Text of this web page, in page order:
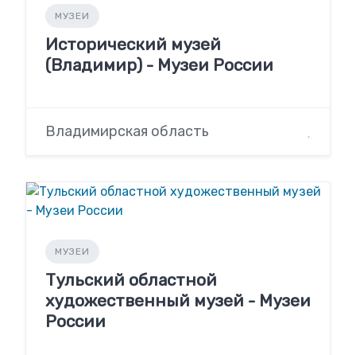
МУЗЕИ
Исторический музей
(Владимир) - Музеи России
Владимирская область
МУЗЕИ
Тульский областной
художественный музей - Музеи
России